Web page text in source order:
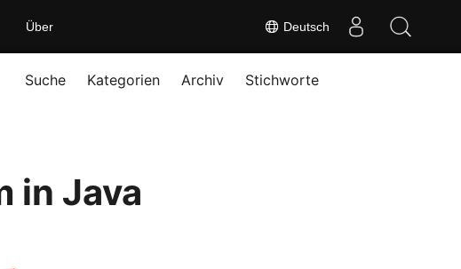
Deutsch
Über
Suche Kategorien Archiv Stichworte
in Java